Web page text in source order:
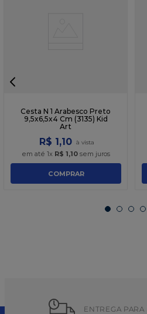
Cesta N 1 Arabesco Preto
9,5x6,5x4 Cm (3135) Kid
Art
R$ 1 ,10
em até 1x R$ 1,10sem juros
COMPRAR
ENTREGA PARA